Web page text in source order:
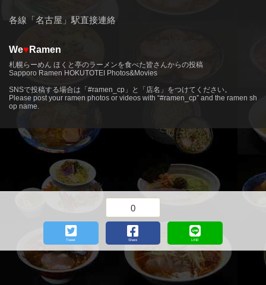
各線「名古屋」駅直接連絡
We♥ Ramen
札幌らーめん ほくと亭のラーメンを食べた皆さんからの投稿
Sapporo Ramen HOKUTOTEI Photos&Movies
SNSで投稿する場合は「#ramen_cp」と「店名」をつけてください。
Please post your ramen photos or videos with “#ramen_cp” and the ramen sh
op name.
more
Tweet
0
Share LINE